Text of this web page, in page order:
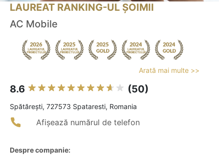
LAUREAT RANKING-UL ȘOIMII
AC Mobile
Arată mai multe >>
8.6 (50)
Spătăreşti, 727573 Spataresti, Romania
Afișează numărul de telefon
Despre companie: